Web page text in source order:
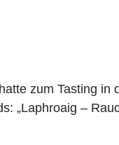
zum Tasting in
„Laphroaig –